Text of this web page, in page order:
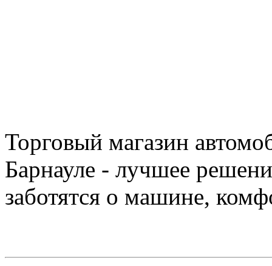
Торговый магазин
Барнауле - лучшее
заботятся о машине,